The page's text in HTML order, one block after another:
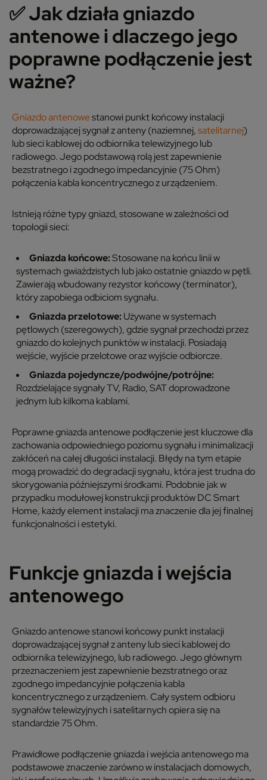
✅Jak działa gniazdo
antenowe i dlaczego jego
poprawne podłączenie jest
ważne?
Gniazdo antenowestanowi punkt końcowy instalacji
doprowadzającej sygnał z anteny (naziemnej,satelitarnej)
lub sieci kablowej do odbiornika telewizyjnego lub
radiowego. Jego podstawową rolą jest zapewnienie
bezstratnegoizgodnego impedancyjnie (75 Ohm)
połączenia kabla koncentrycznego z urządzeniem.
Istnieją różne typy gniazd, stosowane w zależności od
topologii sieci:
Gniazda końcowe:Stosowane na końcu linii w
systemach gwiaździstych lub jako ostatnie gniazdo w pętli.
Zawierają wbudowany rezystor końcowy (terminator),
który zapobiega odbiciom sygnału.
Gniazda przelotowe: Używane w systemach
pętlowych (szeregowych), gdzie sygnał przechodzi przez
gniazdo do kolejnych punktów w instalacji. Posiadają
wejście, wyjście przelotowe oraz wyjście odbiorcze.
Gniazda pojedyncze/podwójne/potrójne:
Rozdzielające sygnały TV, Radio, SAT doprowadzone
jednym lub kilkoma kablami.
Poprawne gniazda antenowe podłączenie jest kluczowe dla
zachowania odpowiedniego poziomu sygnału i minimalizacji
zakłóceń na całej długości instalacji. Błędy na tym etapie
mogą prowadzić do degradacji sygnału, która jest trudna do
skorygowania późniejszymi środkami. Podobnie jak w
przypadku modułowej konstrukcji produktów DC Smart
Home, każdy element instalacji ma znaczenie dla jej finalnej
funkcjonalności i estetyki.
Funkcje gniazda i wejścia
antenowego
Gniazdo antenowe stanowi końcowy punkt instalacji
doprowadzającej sygnał z anteny lub sieci kablowej do
odbiornika telewizyjnego, lub radiowego. Jego głównym
przeznaczeniem jest zapewnienie bezstratnego oraz
zgodnego impedancyjnie połączenia kabla
koncentrycznego z urządzeniem. Cały system odbioru
sygnałów telewizyjnych i satelitarnych opiera się na
standardzie 75 Ohm.
Prawidłowe podłączenie gniazda i wejścia antenowego ma
podstawowe znaczenie zarówno w instalacjach domowych,